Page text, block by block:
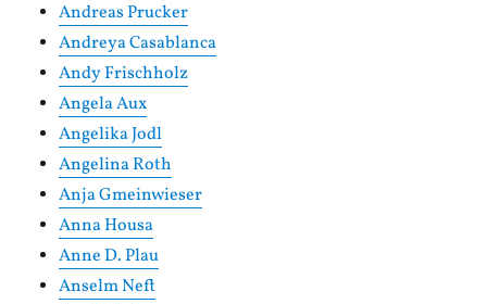
Andreas Prucker
Andreya Casablanca
Andy Frischholz
Angela Aux
Angelika Jodl
Angelina Roth
Anja Gmeinwieser
Anna Housa
Anne D. Plau
Anselm Neft